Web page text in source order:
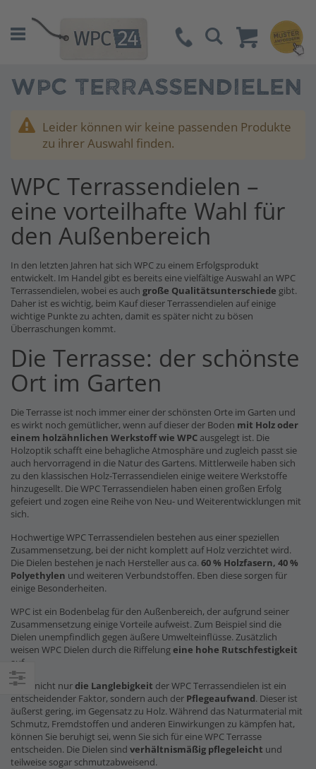
Suche
WPC TERRASSENDIELEN
Leider können wir keine passenden Produkte
zu ihrer Auswahl finden.
WPC Terrassendielen –
eine vorteilhafte Wahl für
den Außenbereich
In den letzten Jahren hat sich WPC zu einem Erfolgsprodukt
entwickelt. Im Handel gibt es bereits eine vielfältige Auswahl an WPC
Terrassendielen, wobei es auch große Qualitätsunterschiede gibt.
Daher ist es wichtig, beim Kauf dieser Terrassendielen auf einige
wichtige Punkte zu achten, damit es später nicht zu bösen
Überraschungen kommt.
Die Terrasse: der schönste
Ort im Garten
Die Terrasse ist noch immer einer der schönsten Orte im Garten und
es wirkt noch gemütlicher, wenn auf dieser der Boden mit Holz oder
einem holzähnlichen Werkstoff wie WPCausgelegt ist. Die
Holzoptik schafft eine behagliche Atmosphäre und zugleich passt sie
auch hervorragend in die Natur des Gartens. Mittlerweile haben sich
zu den klassischen Holz-Terrassendielen einige weitere Werkstoffe
hinzugesellt. Die WPC Terrassendielen haben einen großen Erfolg
gefeiert und zogen eine Reihe von Neu- und Weiterentwicklungen mit
sich.
Hochwertige WPC Terrassendielen bestehen aus einer speziellen
Zusammensetzung, bei der nicht komplett auf Holz verzichtet wird.
Die Dielen bestehen je nach Hersteller aus ca. 60 % Holzfasern, 40 %
Polyethylen und weiteren Verbundstoffen. Eben diese sorgen für
einige Besonderheiten.
WPC ist ein Bodenbelag für den Außenbereich, der aufgrund seiner
Zusammensetzung einige Vorteile aufweist. Zum Beispiel sind die
Dielen unempfindlich gegen äußere Umwelteinflüsse. Zusätzlich
weisen WPC Dielen durch die Riffelungeine hohe Rutschfestigkeit
auf.
Doch nicht nurdie Langlebigkeit der WPC Terrassendielen ist ein
entscheidender Faktor, sondern auch der Pflegeaufwand. Dieser ist
äußerst gering, im Gegensatz zu Holz. Während das Naturmaterial mit
Schmutz, Fremdstoffen und anderen Einwirkungen zu kämpfen hat,
können Sie beruhigt sei, wenn Sie sich für eine WPC Terrasse
entscheiden. Die Dielen sind verhältnismäßig pflegeleicht und
teilweise sogar schmutzabweisend.
Einkaufsoptionen